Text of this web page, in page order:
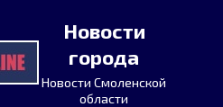
Новости
города
Новости Смоленской
области